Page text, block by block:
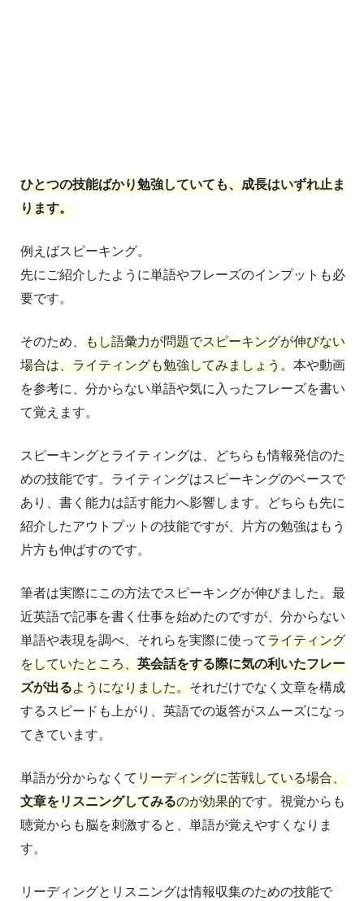
ひとつの技能ばかり勉強していても、成長はいずれ止ま
ります。
例えばスピーキング。
先にご紹介したように単語やフレーズのインプットも必
要です。
そのため、 もし語彙力が問題でスピーキングが伸びない
場合は、ライティングも勉強してみましょう。本や動画
を参考に、分からない単語や気に入ったフレーズを書い
て覚えます。
スピーキングとライティングは、どちらも情報発信のた
めの技能です。ライティングはスピーキングのベースで
あり、書く能力は話す能力へ影響します。どちらも先に
紹介したアウトプットの技能ですが、片方の勉強はもう
片方も伸ばすのです。
筆者は実際にこの方法でスピーキングが伸びました。最
近英語で記事を書く仕事を始めたのですが、分からない
単語や表現を調べ、それらを実際に使ってライティング
をしていたところ、英会話をする際に気の利いたフレー
ズが出るようになりました。それだけでなく文章を構成
するスピードも上がり、英語での返答がスムーズになっ
てきています。
単語が分からなくてリーディングに苦戦している場合、
文章をリスニングしてみるのが効果的です。視覚からも
聴覚からも脳を刺激すると、単語が覚えやすくなりま
す。
リーディングとリスニングは情報収集のための技能で